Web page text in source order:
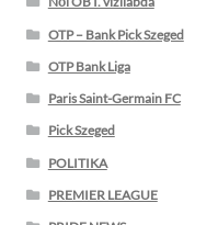
OTP – Bank Pick Szeged
OTP Bank Liga
Paris Saint-Germain FC
Pick Szeged
POLITIKA
PREMIER LEAGUE